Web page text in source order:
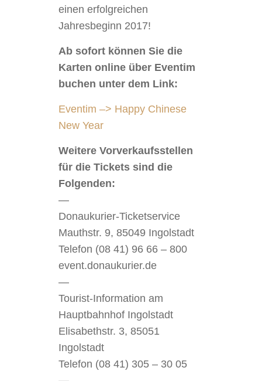
einen erfolgreichen
Jahresbeginn 2017!
Ab sofort können Sie die
Karten online über Eventim
buchen unter dem Link:
Eventim –> Happy Chinese
New Year
Weitere Vorverkaufsstellen
für die Tickets sind die
Folgenden:
—
Donaukurier-Ticketservice
Mauthstr. 9, 85049 Ingolstadt
Telefon (08 41) 96 66 – 800
event.donaukurier.de
—
Tourist-Information am
Hauptbahnhof Ingolstadt
Elisabethstr. 3, 85051
Ingolstadt
Telefon (08 41) 305 – 30 05